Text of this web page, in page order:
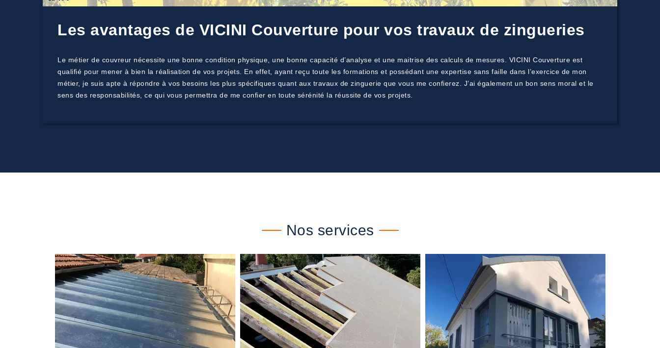
Les avantages de VICINI Couverture pour vos travaux de zingueries
Le métier de couvreur nécessite une bonne condition physique, une bonne capacité d’analyse et une maitrise des calculs de mesures. VICINI Couverture est
qualifié pour mener à bien la réalisation de vos projets. En effet, ayant reçu toute les formations et possédant une expertise sans faille dans l’exercice de mon
métier, je suis apte à répondre à vos besoins les plus spécifiques quant aux travaux de zinguerie que vous me confierez. J’ai également un bon sens moral et le
sens des responsabilités, ce qui vous permettra de me confier en toute sérénité la réussite de vos projets.
Nos services